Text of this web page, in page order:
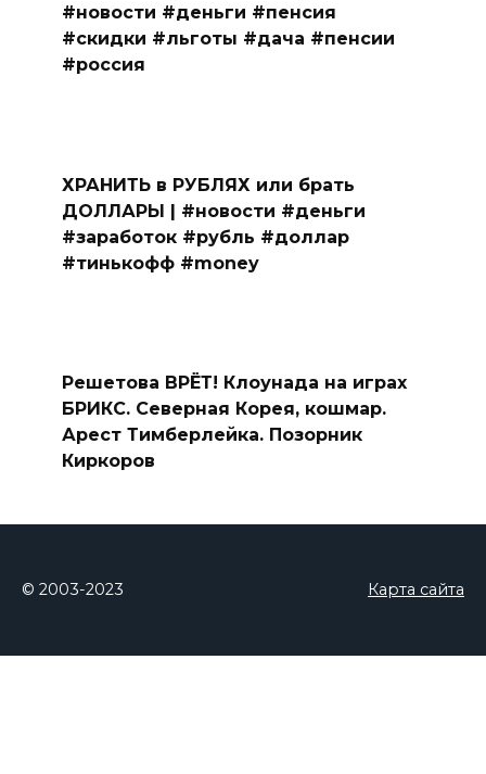
#новости #деньги #пенсия
#скидки #льготы #дача #пенсии
#россия
ХРАНИТЬ в РУБЛЯХ или брать
ДОЛЛАРЫ | #новости #деньги
#заработок #рубль #доллар
#тинькофф #money
Решетова ВРЁТ! Клоунада на играх
БРИКС. Северная Корея, кошмар.
Арест Тимберлейка. Позорник
Киркоров
© 2003-2023 Карта сайта